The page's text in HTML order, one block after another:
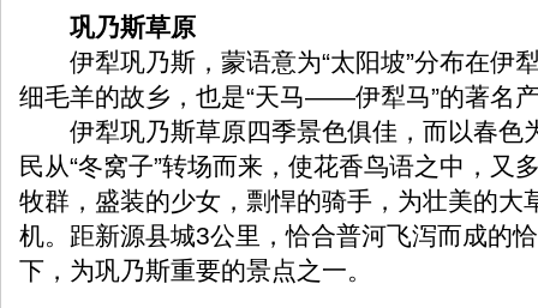
巩乃斯草原
伊犁巩乃斯，蒙语意为“太阳坡”分布在伊
细毛羊的故乡，也是“天马——伊犁马”的著名
伊犁巩乃斯草原四季景色俱佳，而以春色
民从“冬窝子”转场而来，使花香鸟语之中，又
牧群，盛装的少女，剽悍的骑手，为壮美的大
机。距新源县城3公里，恰合普河飞泻而成的
下，为巩乃斯重要的景点之一。